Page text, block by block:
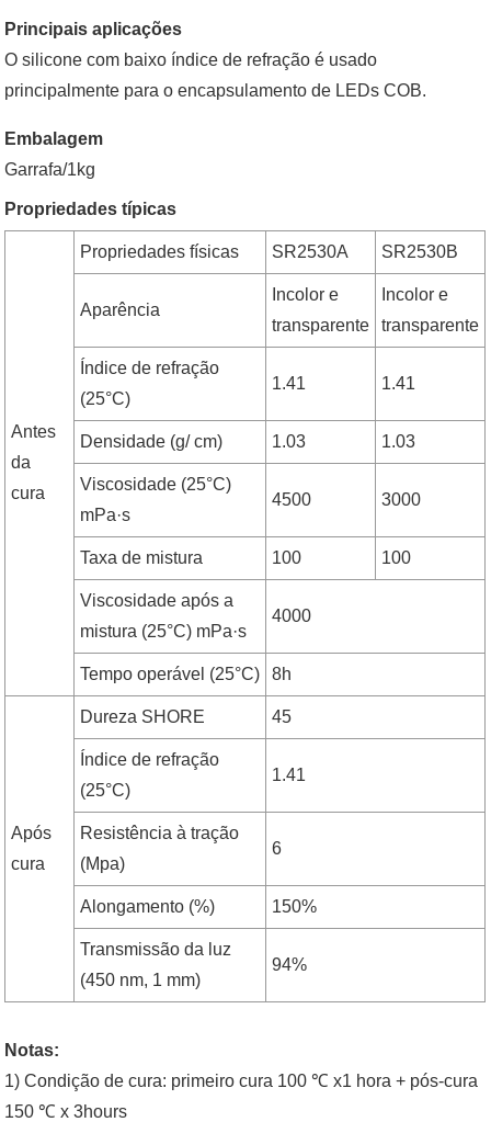
Principais aplicações
O silicone com baixo índice de refração é usado
principalmente para o encapsulamento de LEDs COB.
Embalagem
Garrafa/1kg
Propriedades típicas
Antes
da
cura
Propriedades físicas SR2530A SR2530B
Aparência
Incolor e
transparente
Incolor e
transparente
Índice de refração
(25°C)
1.41 1.41
Densidade (g/ cm) 1.03 1.03
Viscosidade (25°C)
mPa·s
4500 3000
Taxa de mistura 100 100
Viscosidade após a
mistura (25°C) mPa·s
4000
Tempo operável (25°C) 8h
Após
cura
Dureza SHORE 45
Índice de refração
(25°C)
1.41
Resistência à tração
(Mpa)
6
Alongamento (%) 150%
Transmissão da luz
(450 nm, 1 mm)
94%
Notas:
1) Condição de cura: primeiro cura 100 ℃ x1 hora + pós-cura
150 ℃ x 3hours